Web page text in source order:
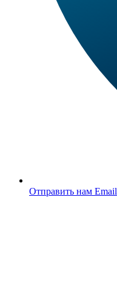
Отправить нам Email